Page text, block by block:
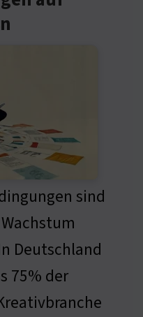
sind
Deutschland
75% der